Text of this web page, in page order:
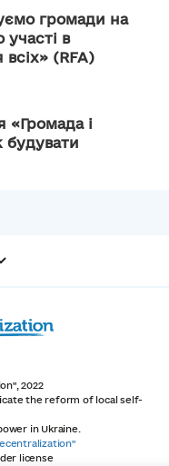
громади на
в
(RFA)
«Громада і
будувати
2022
the reform of local self-
in Ukraine.
license